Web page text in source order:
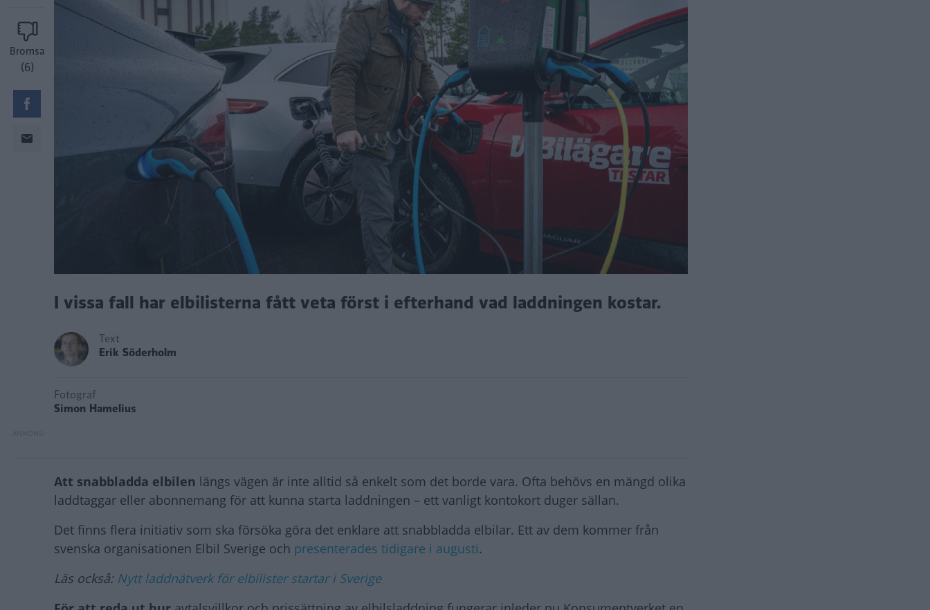
Bromsa
(6)
I vissa fall har elbilisterna fått veta först i efterhand vad laddningen kostar.
Text
Erik Söderholm
Fotograf
Simon Hamelius
Att snabbladda elbilen längs vägen är inte alltid så enkelt som det borde vara. Ofta behövs en mängd olika
laddtaggar eller abonnemang för att kunna starta laddningen – ett vanligt kontokort duger sällan.
Det finns flera initiativ som ska försöka göra det enklare att snabbladda elbilar. Ett av dem kommer från
svenska organisationen Elbil Sverige och presenterades tidigare i augusti.
Läs också: Nytt laddnätverk för elbilister startar i Sverige